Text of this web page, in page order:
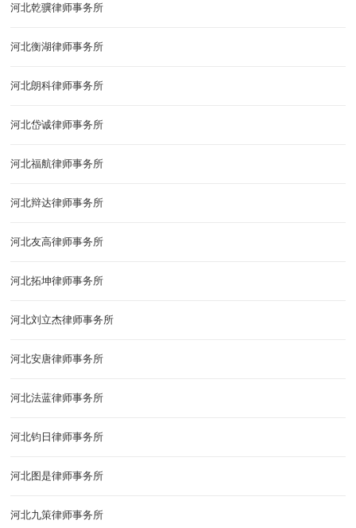
河北乾骥律师事务所
河北衡湖律师事务所
河北朗科律师事务所
河北岱诚律师事务所
河北福航律师事务所
河北辩达律师事务所
河北友高律师事务所
河北拓坤律师事务所
河北刘立杰律师事务所
河北安唐律师事务所
河北法蓝律师事务所
河北钧日律师事务所
河北图是律师事务所
河北九策律师事务所